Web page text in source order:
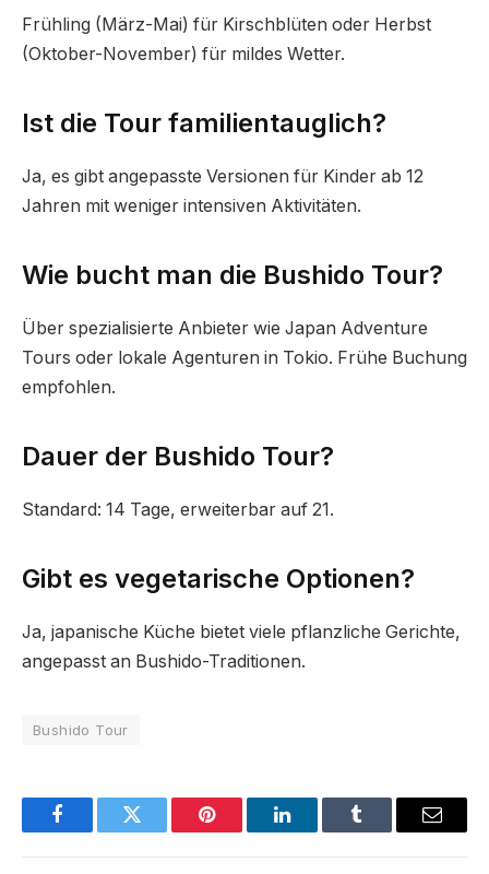
Frühling (März-Mai) für Kirschblüten oder Herbst
(Oktober-November) für mildes Wetter.
Ist die Tour familientauglich?
Ja, es gibt angepasste Versionen für Kinder ab 12
Jahren mit weniger intensiven Aktivitäten.
Wie bucht man die Bushido Tour?
Über spezialisierte Anbieter wie Japan Adventure
Tours oder lokale Agenturen in Tokio. Frühe Buchung
empfohlen.
Dauer der Bushido Tour?
Standard: 14 Tage, erweiterbar auf 21.
Gibt es vegetarische Optionen?
Ja, japanische Küche bietet viele pflanzliche Gerichte,
angepasst an Bushido-Traditionen.
Bushido Tour
FacebookTwitter Pinterest LinkedInTumblr Email